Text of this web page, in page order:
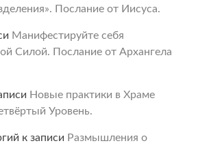
Послание от Иисуса.
Манифестируйте себя
Силой. Послание от Архангела
Новые практики в Храме
Уровень.
к записи Размышления о